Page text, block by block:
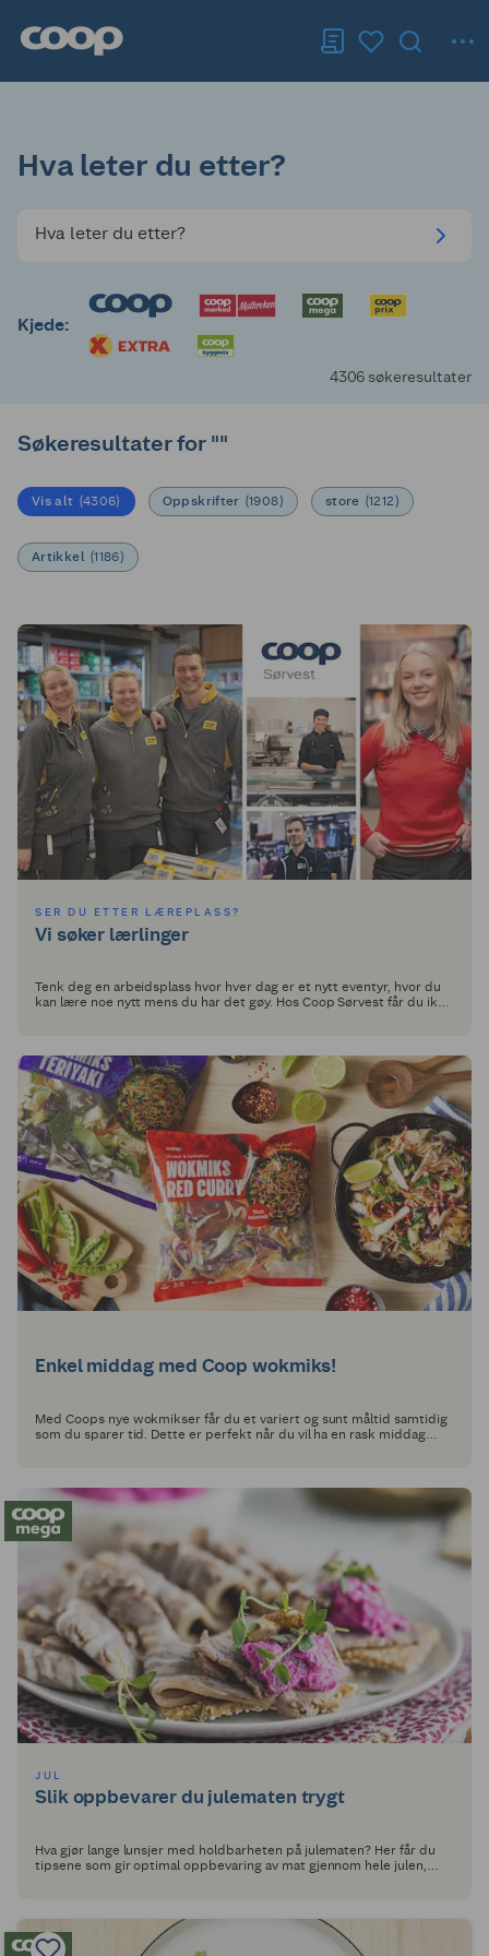
Hva leter du etter?
Hva leter du etter?
Kjede:
4306 søkeresultater
Søkeresultater for ""
Vis alt (4306) Oppskrifter (1908) store (1212)
Artikkel (1186)
SER DU ETTER LÆREPLASS?
Vi søker lærlinger
Tenk deg en arbeidsplass hvor hver dag er et nytt eventyr, hvor du
kan lære noe nytt mens du har det gøy. Hos Coop Sørvest får du ikke
Enkel middag med Coop wokmiks!
Med Coops nye wokmikser får du et variert og sunt måltid samtidig
som du sparer tid. Dette er perfekt når du vil ha en rask middag
JUL
Slik oppbevarer du julematen trygt
Hva gjør lange lunsjer med holdbarheten på julematen? Her får du
tipsene som gir optimal oppbevaring av mat gjennom hele julen,